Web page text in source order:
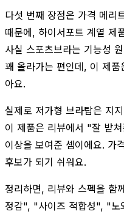
다섯 번째 장점은 가격 메리
때문에, 하이서포트 계열 제
사실 스포츠브라는 기능성
꽤 올라가는 편인데, 이 제
아요.
실제로 저가형 브라탑은 지
이 제품은 리뷰에서 "잘 받
이상을 보여준 셈이에요. 가
후보가 되기 쉬워요.
정리하면, 리뷰와 스펙을 함
정감", "사이즈 적합성", "